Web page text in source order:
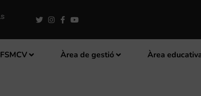
FSMCV Àrea de gestió Àrea